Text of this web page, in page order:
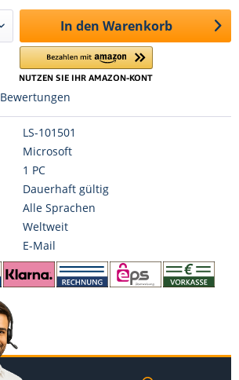
In den Warenkorb
Bewertungen
LS-101501
Microsoft
1 PC
Dauerhaft gültig
Alle Sprachen
Weltweit
E-Mail